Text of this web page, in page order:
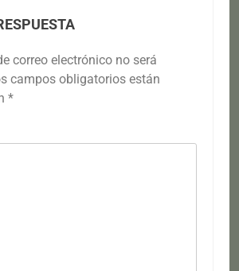
correo electrónico no será
campos obligatorios están
*